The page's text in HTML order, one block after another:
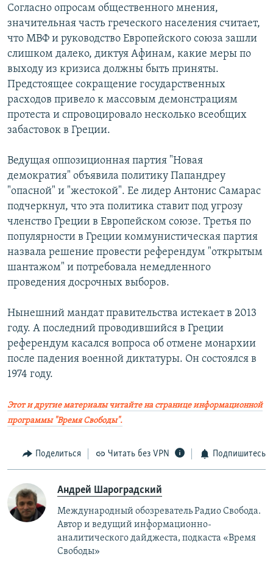
Согласно опросам общественного мнения,
значительная часть греческого населения считает,
что МВФ и руководство Европейского союза зашли
слишком далеко, диктуя Афинам, какие меры по
выходу из кризиса должны быть приняты.
Предстоящее сокращение государственных
расходов привело к массовым демонстрациям
протеста и спровоцировало несколько всеобщих
забастовок в Греции.
Ведущая оппозиционная партия "Новая
демократия" объявила политику Папандреу
"опасной" и "жестокой". Ее лидер Антонис Самарас
подчеркнул, что эта политика ставит под угрозу
членство Греции в Европейском союзе. Третья по
популярности в Греции коммунистическая партия
назвала решение провести референдум "открытым
шантажом" и потребовала немедленного
проведения досрочных выборов.
Нынешний мандат правительства истекает в 2013
году. А последний проводившийся в Греции
референдум касался вопроса об отмене монархии
после падения военной диктатуры. Он состоялся в
1974 году.
Этот и другие материалы читайте на странице информационной
программы "Время Свободы".
Поделиться Читать без VPN Подпишитесь
Андрей Шароградский
Международный обозреватель Радио Свобода.
Автор и ведущий информационно-
аналитического дайджеста, подкаста «Время
Свободы»